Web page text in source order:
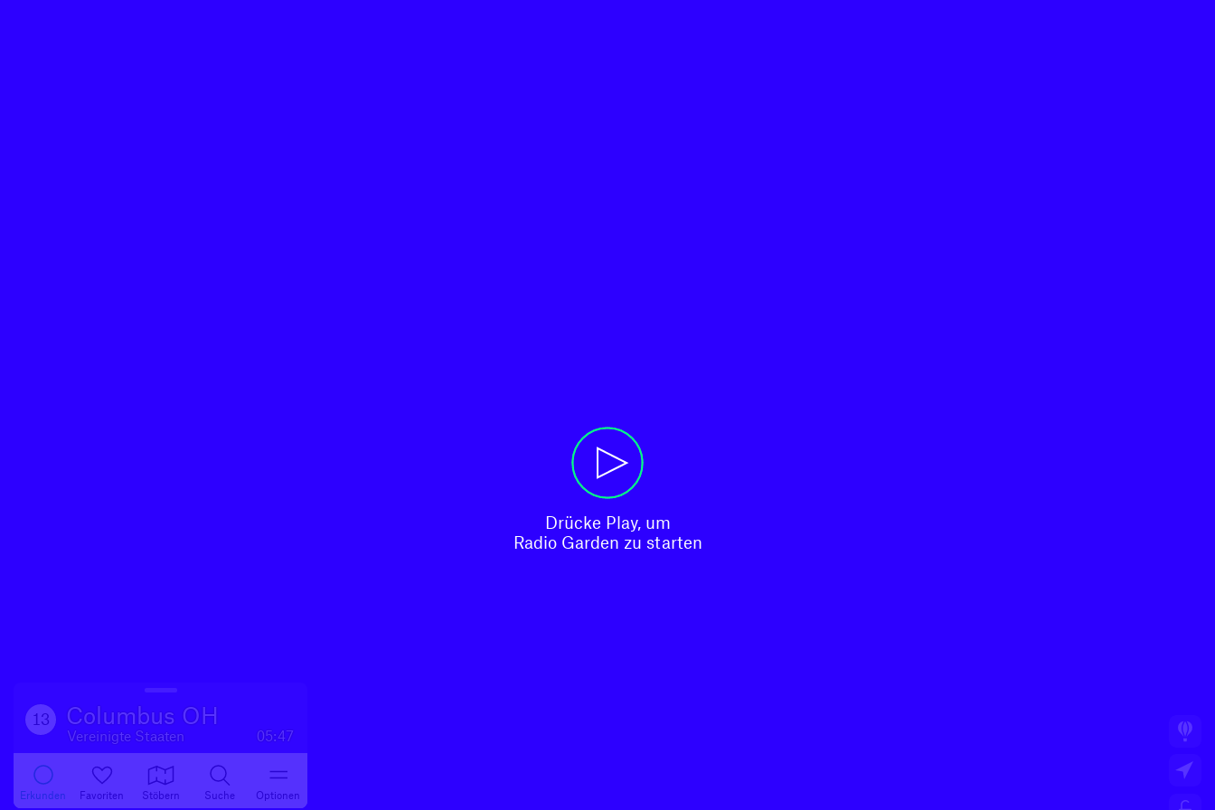
Drücke Play, um
Radio Garden zu starten
13 Columbus OH
Vereinigte Staaten 05:47
Erkunden Favoriten Stöbern Suche Optionen